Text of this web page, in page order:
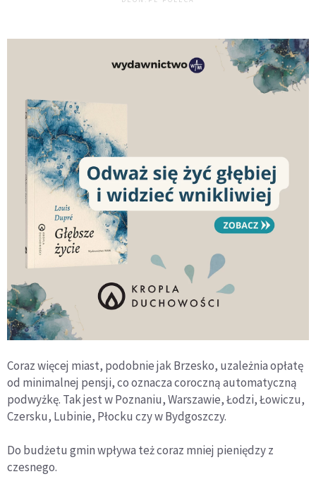
Coraz więcej miast, podobnie jak Brzesko, uzależnia opłatę
od minimalnej pensji, co oznacza coroczną automatyczną
podwyżkę. Tak jest w Poznaniu, Warszawie, Łodzi, Łowiczu,
Czersku, Lubinie, Płocku czy w Bydgoszczy.
Do budżetu gmin wpływa też coraz mniej pieniędzy z
czesnego.